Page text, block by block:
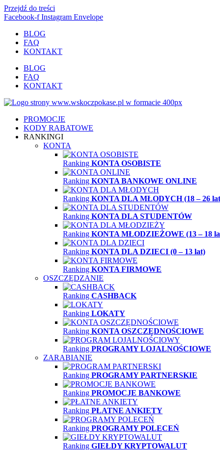
Przejdź do treści
Facebook-f Instagram Envelope
BLOG
FAQ
KONTAKT
BLOG
FAQ
KONTAKT
PROMOCJE
KODY RABATOWE
RANKINGI
KONTA
Ranking KONTA OSOBISTE
Ranking KONTA BANKOWE ONLINE
Ranking KONTA DLA MŁODYCH (18 – 26
Ranking KONTA DLA STUDENTÓW
Ranking KONTA MŁODZIEŻOWE (13 – 18
Ranking KONTA DLA DZIECI (0 – 13 lat)
Ranking KONTA FIRMOWE
OSZCZĘDZANIE
Ranking CASHBACK
Ranking LOKATY
Ranking KONTA OSZCZĘDNOŚCIOWE
Ranking PROGRAMY LOJALNOŚCIOWE
ZARABIANIE
Ranking PROGRAMY PARTNERSKIE
Ranking PROMOCJE BANKOWE
Ranking PŁATNE ANKIETY
Ranking PROGRAMY POLECEŃ
Ranking GIEŁDY KRYPTOWALUT